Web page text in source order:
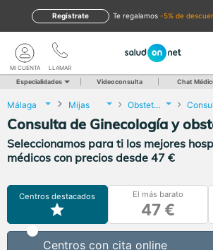
te regalamos -5% de
Regístrate
LLAMAR
MI CUENTA
Especialidades Videoconsulta Chat
Málaga Mijas Obstetricia y Ginecología
Consulta de Ginecología y
Seleccionamos para ti los mejores
médicos con precios desde 47 €
Centros destacados El más barato
47 €
Centros con cita online